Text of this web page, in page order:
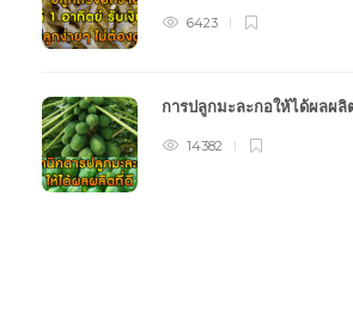
6423
การปลูกมะละกอให้ได้ผลผลิ
14382